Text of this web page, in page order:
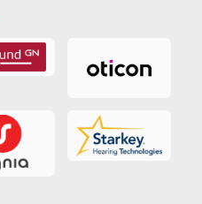
GN
ReSound
Oticon
Signia
Starkey